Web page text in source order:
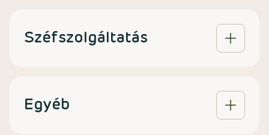
Széfszolgáltatás
Egyéb